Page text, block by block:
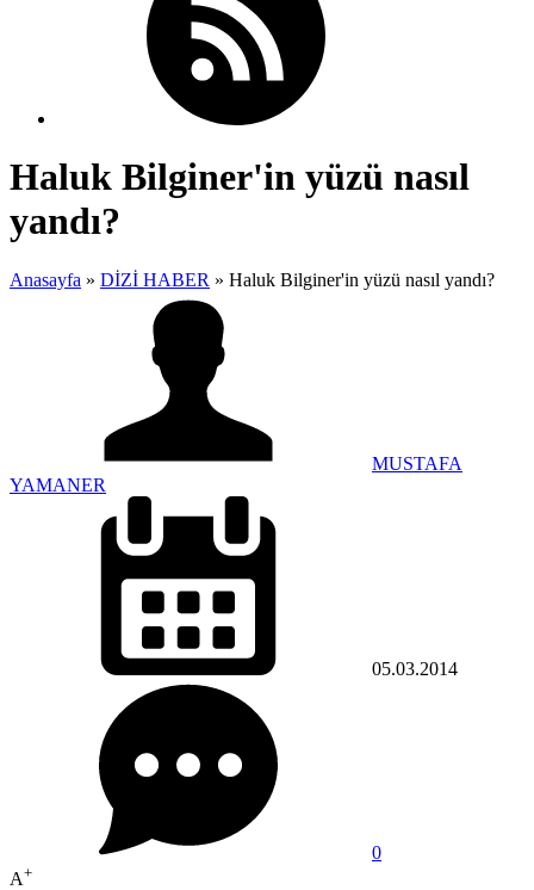
Haluk Bilginer'in yüzü nasıl
yandı?
Anasayfa » DİZİ HABER » Haluk Bilginer'in yüzü nasıl yandı?
MUSTAFA
YAMANER
05.03.2014
0
A+